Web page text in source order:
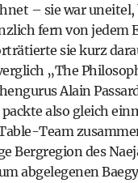
– sie war uneitel,
fern von jedem
sie kurz
„The
Alain
packte also gleich
Team
Bergregion des
abgelegenen